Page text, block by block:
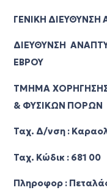
ΓΕΝΙΚΗ ΔΙΕΥΘΥΝΣΗ
ΔΙΕΥΘΥΝΣΗ
ΕΒΡΟΥ
ΤΜΗΜΑ ΧΟΡΗΓΗΣΗΣ
& ΦΥΣΙΚΩΝ ΠΟΡΩΝ
Ταχ. Δ/νση :
Ταχ. Κώδικ : 681 00
Πληροφορ :